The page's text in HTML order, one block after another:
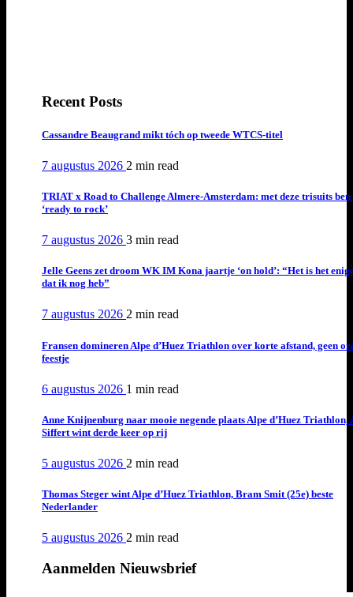
Recent Posts
Cassandre Beaugrand mikt tóch op tweede WTCS-titel
7 augustus 2026 2 min read
TRIAT x Road to Challenge Almere-Amsterdam: met deze trisuits ben
‘ready to rock’
7 augustus 2026 3 min read
Jelle Geens zet droom WK IM Kona jaartje ‘on hold’: “Het is het
dat ik nog heb”
7 augustus 2026 2 min read
Fransen domineren Alpe d’Huez Triathlon over korte afstand, geen
feestje
6 augustus 2026 1 min read
Anne Knijnenburg naar mooie negende plaats Alpe d’Huez Triathlon,
Siffert wint derde keer op rij
5 augustus 2026 2 min read
Thomas Steger wint Alpe d’Huez Triathlon, Bram Smit (25e) beste
Nederlander
5 augustus 2026 2 min read
Aanmelden Nieuwsbrief